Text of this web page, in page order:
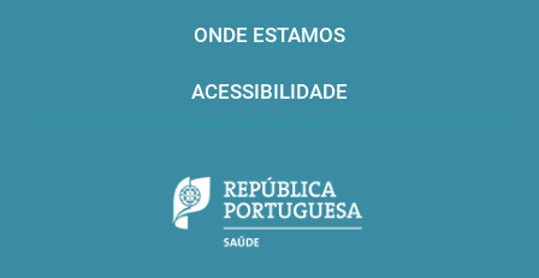
ONDE ESTAMOS
ACESSIBILIDADE